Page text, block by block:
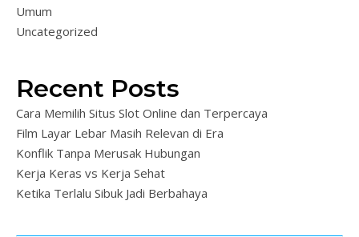
Umum
Uncategorized
Recent Posts
Cara Memilih Situs Slot Online dan Terpercaya
Film Layar Lebar Masih Relevan di Era
Konflik Tanpa Merusak Hubungan
Kerja Keras vs Kerja Sehat
Ketika Terlalu Sibuk Jadi Berbahaya